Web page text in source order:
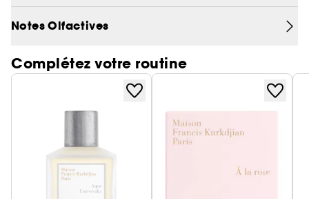
Ce parfum hespéridé floral évoque un souffle à la
halo​ d'air chaud. ​Cette sensation de fraîcheur est
apportée par l'accord floral solaire et l'accord
Famille olfactive: Hespéridé floral
Notes Olfactives
Complétez votre routine